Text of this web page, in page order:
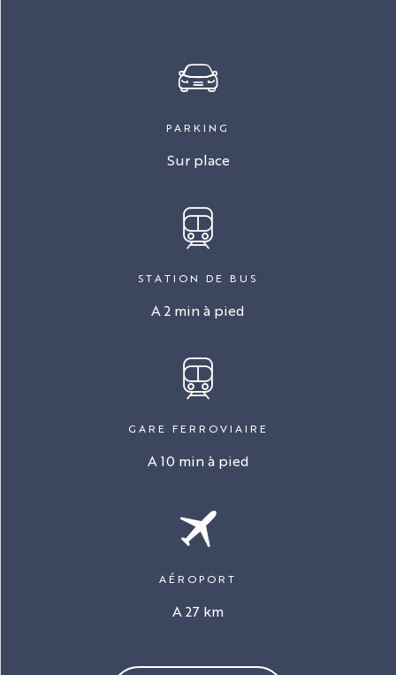
PARKING
Sur place
STATION DE BUS
A 2 min à pied
GARE FERROVIAIRE
A 10 min à pied
AÉROPORT
A 27 km